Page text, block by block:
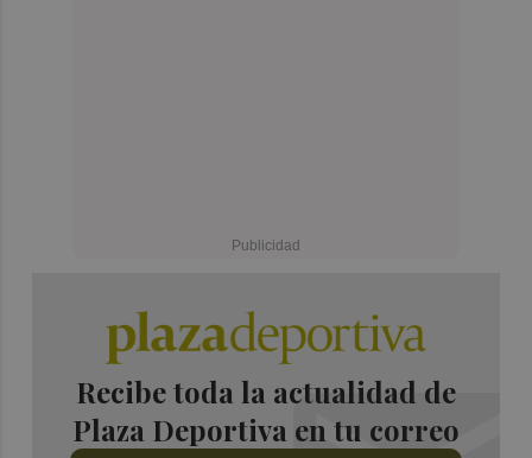
Recibe toda la actualidad de
Plaza Deportiva en tu correo